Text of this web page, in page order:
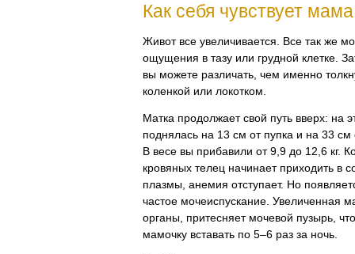
Как себя чувствует мама
Живот все увеличивается. Все так же
ощущения в тазу или грудной клетке.
вы можете различать, чем именно
коленкой или локотком.
Матка продолжает свой путь вверх: на
поднялась на 13 см от пупка и на 33
В весе вы прибавили от 9,9 до 12,6 кг.
кровяных телец начинает приходить в
плазмы, анемия отступает. Но
частое мочеиспускание. Увеличенная
органы, притесняет мочевой пузырь,
мамочку вставать по 5–6 раз за ночь.